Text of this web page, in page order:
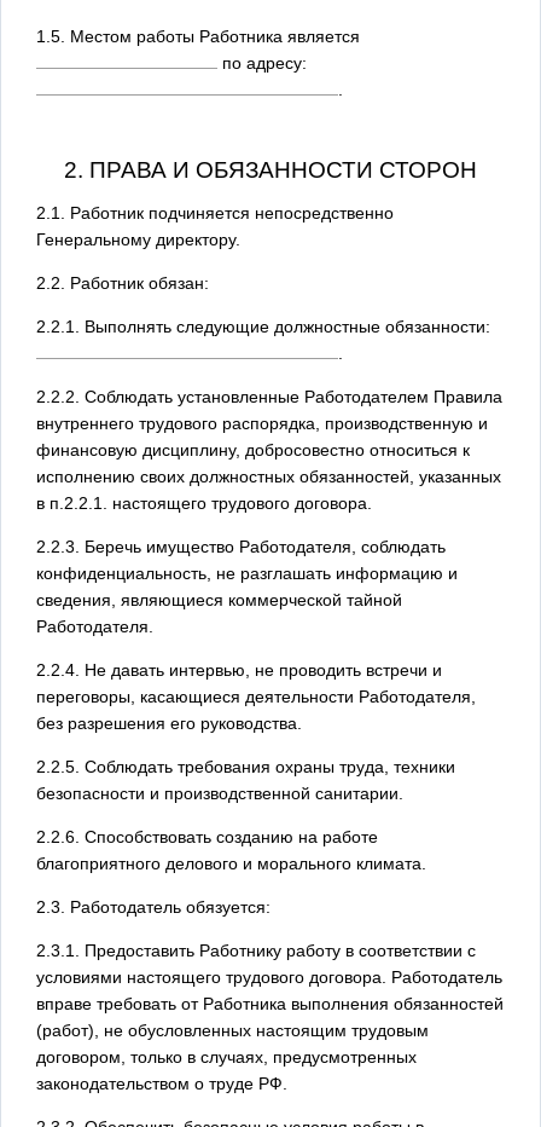
1.5. Местом работы Работника является
по адресу:
2. ПРАВА И ОБЯЗАННОСТИ СТОРОН
2.1. Работник подчиняется непосредственно
Генеральному директору.
2.2. Работник обязан:
2.2.1. Выполнять следующие должностные обязанности:
2.2.2. Соблюдать установленные Работодателем Правила
внутреннего трудового распорядка, производственную и
финансовую дисциплину, добросовестно относиться к
исполнению своих должностных обязанностей, указанных
в п.2.2.1. настоящего трудового договора.
2.2.3. Беречь имущество Работодателя, соблюдать
конфиденциальность, не разглашать информацию и
сведения, являющиеся коммерческой тайной
Работодателя.
2.2.4. Не давать интервью, не проводить встречи и
переговоры, касающиеся деятельности Работодателя,
без разрешения его руководства.
2.2.5. Соблюдать требования охраны труда, техники
безопасности и производственной санитарии.
2.2.6. Способствовать созданию на работе
благоприятного делового и морального климата.
2.3. Работодатель обязуется:
2.3.1. Предоставить Работнику работу в соответствии с
условиями настоящего трудового договора. Работодатель
вправе требовать от Работника выполнения обязанностей
(работ), не обусловленных настоящим трудовым
договором, только в случаях, предусмотренных
законодательством о труде РФ.